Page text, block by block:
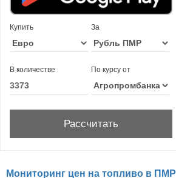
Купить За
В количестве По курсу от
Мониторинг цен на топливо в ПМР